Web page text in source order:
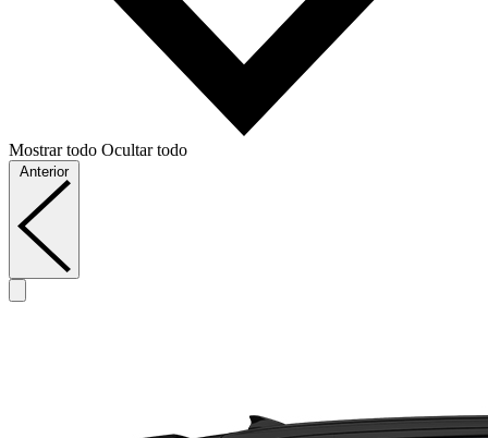
Mostrar todo Ocultar todo
Anterior